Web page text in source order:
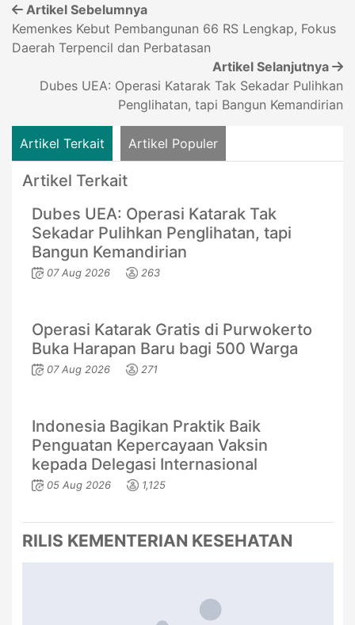
Artikel Sebelumnya
Kemenkes Kebut Pembangunan 66 RS Lengkap, Fokus
Daerah Terpencil dan Perbatasan
Artikel Selanjutnya
Dubes UEA: Operasi Katarak Tak Sekadar Pulihkan
Penglihatan, tapi Bangun Kemandirian
Artikel Terkait Artikel Populer
Artikel Terkait
Dubes UEA: Operasi Katarak Tak
Sekadar Pulihkan Penglihatan, tapi
Bangun Kemandirian
07 Aug 2026 263
Operasi Katarak Gratis di Purwokerto
Buka Harapan Baru bagi 500 Warga
07 Aug 2026 271
Indonesia Bagikan Praktik Baik
Penguatan Kepercayaan Vaksin
kepada Delegasi Internasional
05 Aug 2026 1,125
RILIS KEMENTERIAN KESEHATAN